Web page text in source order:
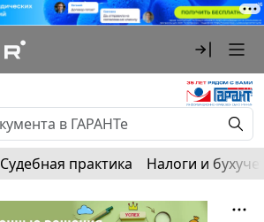
Судебная практика Налоги и